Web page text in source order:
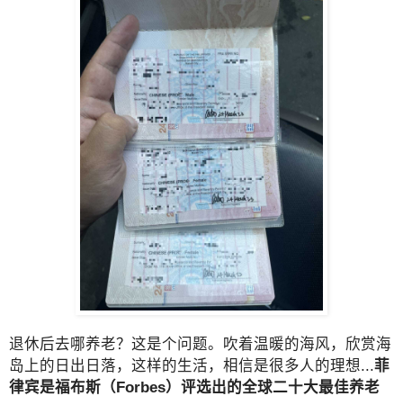
退休后去哪养老？这是个问题。吹着温暖的海风，欣赏海
岛上的日出日落，这样的生活，相信是很多人的理想...菲
律宾是福布斯（Forbes）评选出的全球二十大最佳养老